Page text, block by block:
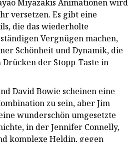
Miyazakis Animationen wird
versetzen. Es gibt eine
die das wiederholte
Vergnügen machen,
Schönheit und Dynamik, die
der Stopp-Taste in
David Bowie scheinen eine
zu sein, aber Jim
wunderschön umgesetzte
in der Jennifer Connelly,
komplexe Heldin, gegen